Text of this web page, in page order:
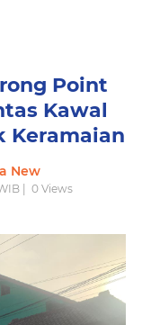
Point
Kawal
Keramaian
New
| 0 Views